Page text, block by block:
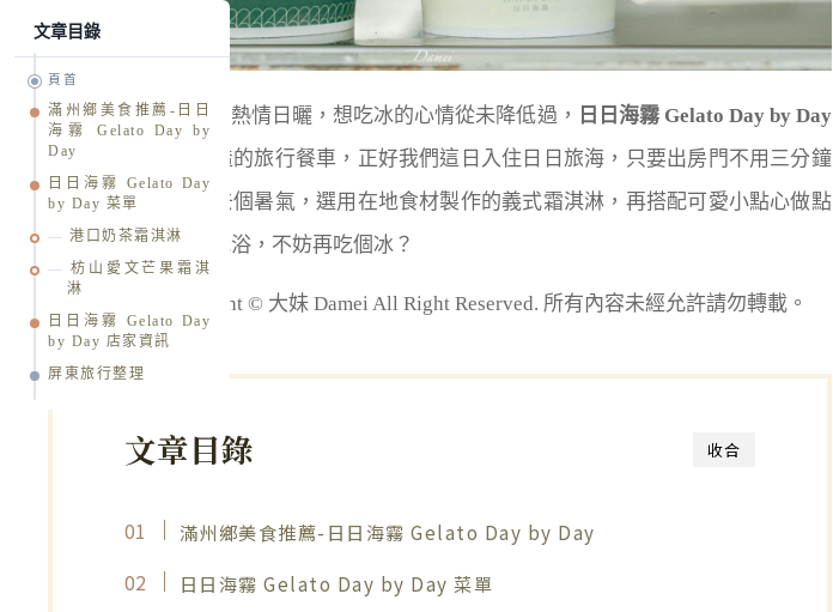
一下車，感受到南國熱情日曬，想吃冰的心情從未降低過，
日日海霧 Gelato Day by Day
是由日日團隊所打造的旅行餐車，正好我們這日入住日日旅海，只要出房門不用三分鐘
時間，就能買支冰去個暑氣，選用在地食材製作的義式霜淇淋，再搭配可愛小點心做點
綴，在草皮曬個日光浴，不妨再吃個冰？
版權所有 Copyright © 大妹 Damei All Right Reserved. 所有內容未經允許請勿轉載。
收合
文章目錄
滿州鄉美食推薦-日日海霧 Gelato Day by Day
日日海霧 Gelato Day by Day 菜單
文章目錄
頁首
滿州鄉美食推薦-日日
海霧 Gelato Day by
Day
日日海霧 Gelato Day
by Day 菜單
港口奶茶霜淇淋
枋山愛文芒果霜淇
淋
日日海霧 Gelato Day
by Day 店家資訊
屏東旅行整理